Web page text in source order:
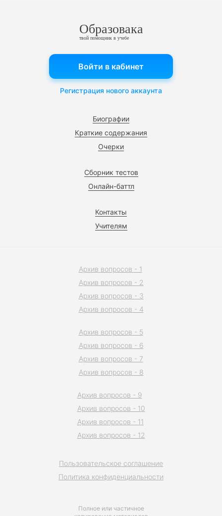
Образовака
твой помощник в учебе
Биографии
Краткие содержания
Очерки
Сборник тестов
Онлайн-баттл
Контакты
Учителям
Войти в кабинет
Регистрация нового аккаунта
Полное или частичное
Пользовательское соглашение
Политика конфиденциальности
Архив вопросов - 1
Архив вопросов - 2
Архив вопросов - 3
Архив вопросов - 4
Архив вопросов - 5
Архив вопросов - 6
Архив вопросов - 7
Архив вопросов - 8
Архив вопросов - 9
Архив вопросов - 10
Архив вопросов - 11
Архив вопросов - 12